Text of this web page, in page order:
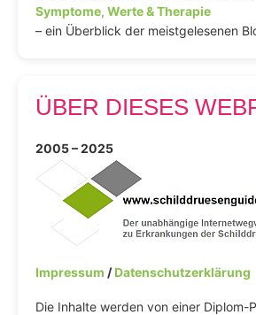
Symptome, Werte & Therapie
– ein Überblick der meistgelesenen
ÜBER DIESES
2005 – 2025
Impressum /Datenschutzerklärung
Die Inhalte werden von einer Diplom-